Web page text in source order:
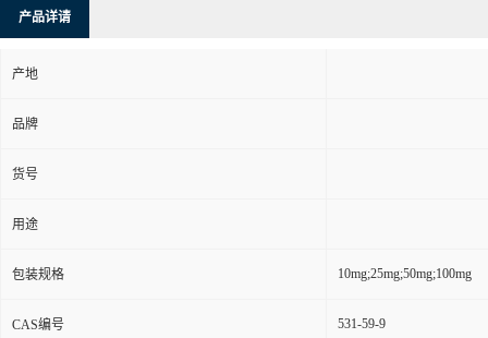
产品详请
产地
品牌
货号
用途
包装规格 10mg;25mg;50mg;100mg
CAS编号 531-59-9